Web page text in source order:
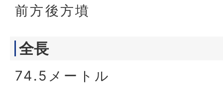
前方後方墳
全長
74.5メートル